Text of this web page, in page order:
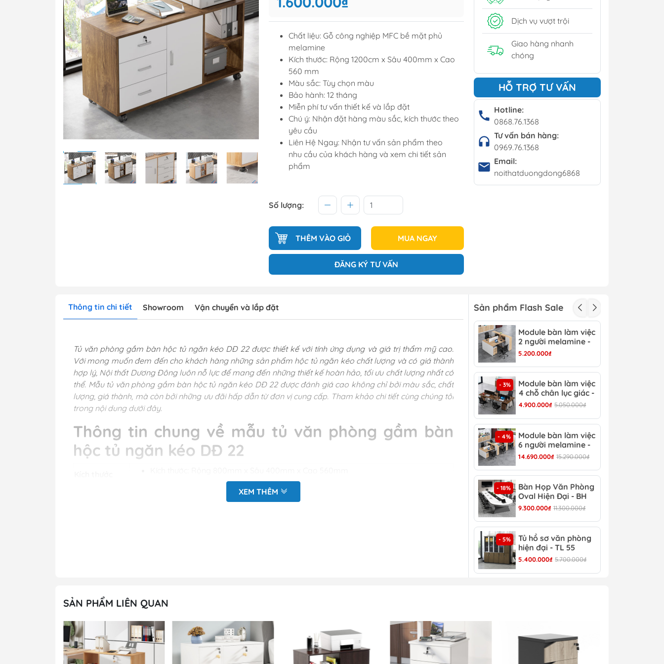
Bàn training
Ghế training
Bàn ghế học sinh
Sofa văng
Sofa góc
Sofa bộ
Sofa phòng chờ thư giãn
Sofa giường
Bàn trà
Bộ bàn ghế cafe
Bàn cafe
Ghế cafe
Ghế bar
Chất liệu: Gỗ công nghiệp MFC bề mặt phủ
melamine
Kích thước: Rộng 1200cm x Sâu 400mm x Cao
560 mm
Màu sắc: Tùy chọn màu
Bảo hành: 12 tháng
Miễn phí tư vấn thiết kế và lắp đặt
Chú ý: Nhận đặt hàng màu sắc, kích thước theo
yêu cầu
Liên Hệ Ngay: Nhận tư vấn sản phẩm theo
nhu cầu của khách hàng và xem chi tiết sản
phẩm
Số lượng:
THÊM VÀO GIỎ MUA NGAY
ĐĂNG KÝ TƯ VẤN
Dịch vụ vượt trội
Giao hàng nhanh
chóng
HỖ TRỢ TƯ VẤN
Hotline:
0868.76.1368
Tư vấn bán hàng:
0969.76.1368
Email:
noithatduongdong6868
Thông tin chi tiết Showroom Vận chuyển và lắp đặt
Tủ văn phòng gầm bàn hộc tủ ngăn kéo DĐ 22 được thiết kế với tính ứng dụng và giá trị thẩm mỹ cao.
Với mong muốn đem đến cho khách hàng những sản phẩm hộc tủ ngăn kéo chất lượng và có giá thành
hợp lý, Nội thất Dương Đông luôn nỗ lực để mang đến những thiết kế hoàn hảo, tối ưu chất lượng nhất có
thể. Mẫu tủ văn phòng gầm bàn hộc tủ ngăn kéo DĐ 22 được đánh giá cao không chỉ bởi màu sắc, chất
lượng, giá thành, mà còn bởi những ưu đãi hấp dẫn từ đơn vị cung cấp. Tham khảo chi tiết cùng chúng tôi
trong nội dung dưới đây.
Thông tin chung về mẫu tủ văn phòng gầm bàn
hộc tủ ngăn kéo DĐ 22
Chất liệu gỗ MFC cao cấp. Bề mặt phủ melamine có độ bóng cao, độ bền đẹp.
Hình ảnh và thông tin chi tiết mẫu tủ văn phòng
gầm bàn hộc tủ ngăn kéo DĐ 22
XEM THÊM
Sản phẩm Flash Sale
Module bàn làm việc
2 người melamine -
CB 15
5.200.000₫
- 3%
Module bàn làm việc
4 chỗ chân lục giác -
CB 17
4.900.000₫ 5.050.000₫
- 4%
Module bàn làm việc
6 người melamine -
CB 20
14.690.000₫ 15.290.000₫
- 18%
Bàn Họp Văn Phòng
Oval Hiện Đại - BH
44
9.300.000₫ 11.300.000₫
- 5%
Tủ hồ sơ văn phòng
hiện đại - TL 55
5.400.000₫ 5.700.000₫
SẢN PHẨM LIÊN QUAN